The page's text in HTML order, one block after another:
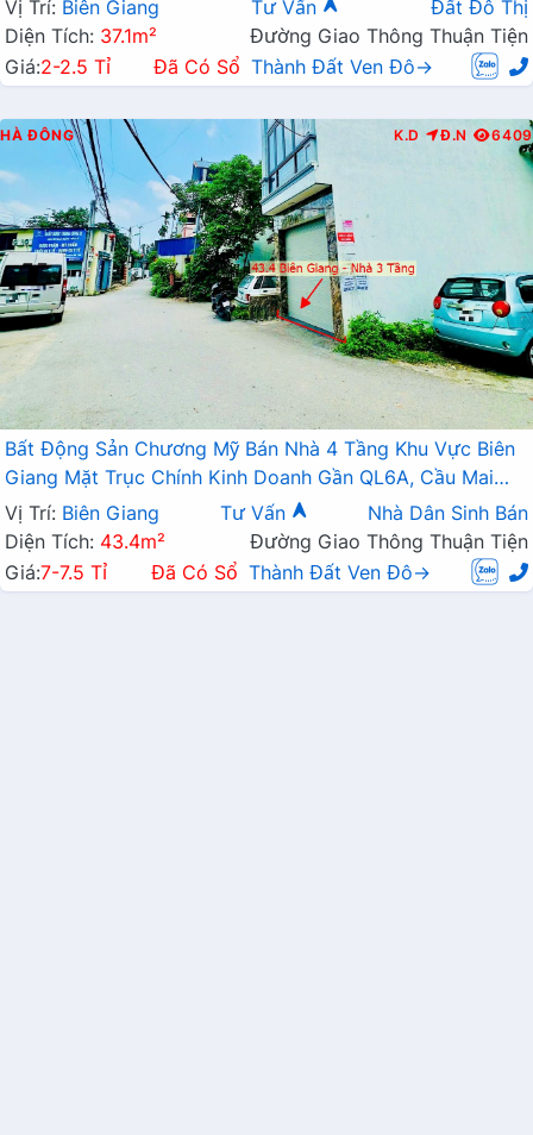
Vị Trí: Biên Giang Tư Vấn
Đất Đô Thị
Diện Tích: 37.1m²
Đường Giao Thông Thuận Tiện
Giá:2-2.5 Tỉ Đã Có Sổ Thành Đất Ven Đô→
HÀ ĐÔNG K.D Đ.N 6409
Bất Động Sản Chương Mỹ Bán Nhà 4 Tầng Khu Vực Biên
Giang Mặt Trục Chính Kinh Doanh Gần QL6A, Cầu Mai
Lĩnh Đang Mở Rộng
Vị Trí: Biên Giang Tư Vấn
Nhà Dân Sinh Bán
Diện Tích: 43.4m²
Đường Giao Thông Thuận Tiện
Giá:7-7.5 Tỉ Đã Có Sổ Thành Đất Ven Đô→